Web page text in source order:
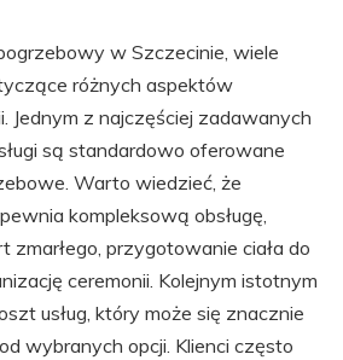
w Szczecinie, wiele
różnych aspektów
Jednym z najczęściej zadawanych
są standardowo oferowane
Warto wiedzieć, że
kompleksową obsługę,
zmarłego, przygotowanie ciała do
ceremonii. Kolejnym istotnym
usług, który może się znacznie
wybranych opcji. Klienci często